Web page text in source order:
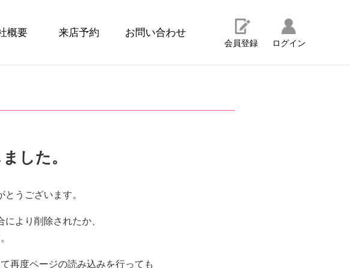
概要 来店予約 お問い合わせ
会員登録 ログイン
した。
うございます。
より削除されたか、
再度ページの読み込みを行っても